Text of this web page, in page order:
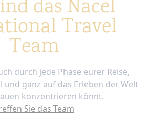
das Nacel
Travel
Team
durch jede Phase eurer Reise,
und ganz auf das Erleben der Welt
konzentrieren könnt.
Sie das Team